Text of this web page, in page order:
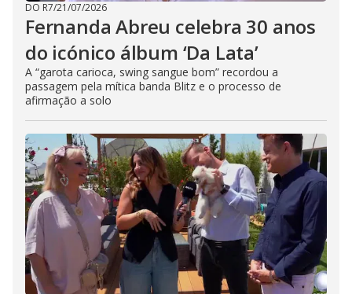
DO R7/21/07/2026
Fernanda Abreu celebra 30 anos
do icónico álbum ‘Da Lata’
A “garota carioca, swing sangue bom” recordou a
passagem pela mítica banda Blitz e o processo de
afirmação a solo